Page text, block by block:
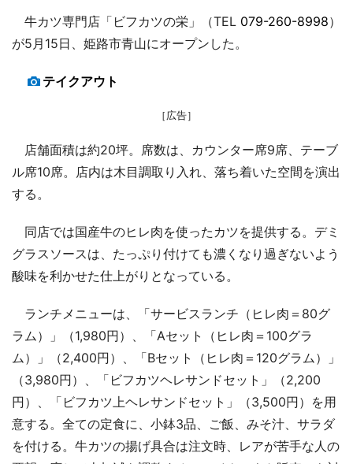
牛カツ専門店「ビフカツの栄」（TEL 079-260-8998）
が5月15日、姫路市青山にオープンした。
テイクアウト
［広告］
店舗面積は約20坪。席数は、カウンター席9席、テーブ
ル席10席。店内は木目調取り入れ、落ち着いた空間を演出
する。
同店では国産牛のヒレ肉を使ったカツを提供する。デミ
グラスソースは、たっぷり付けても濃くなり過ぎないよう
酸味を利かせた仕上がりとなっている。
ランチメニューは、「サービスランチ（ヒレ肉＝80グ
ラム）」（1,980円）、「Aセット（ヒレ肉＝100グラ
ム）」（2,400円）、「Bセット（ヒレ肉＝120グラム）」
（3,980円）、「ビフカツヘレサンドセット」（2,200
円）、「ビフカツ上ヘレサンドセット」（3,500円）を用
意する。全ての定食に、小鉢3品、ご飯、みそ汁、サラダ
を付ける。牛カツの揚げ具合は注文時、レアが苦手な人の